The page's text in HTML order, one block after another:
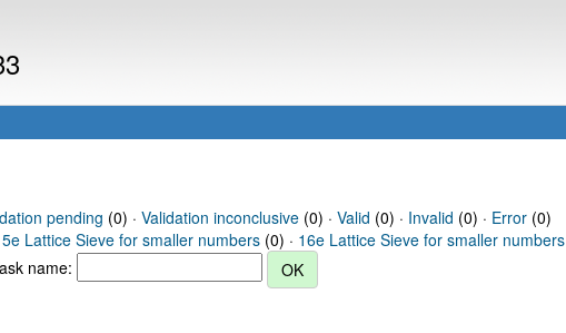
pending (0) · Validation inconclusive(0) · Valid (0) · Invalid (0) · Error(0)
Lattice Sieve for smaller numbers (0) · 16e Lattice Sieve for smaller numbers
name: